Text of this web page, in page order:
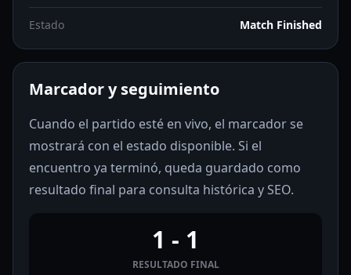
Estado Match Finished
Marcador y seguimiento
Cuando el partido esté en vivo, el marcador se
mostrará con el estado disponible. Si el
encuentro ya terminó, queda guardado como
resultado final para consulta histórica y SEO.
1 - 1
RESULTADO FINAL